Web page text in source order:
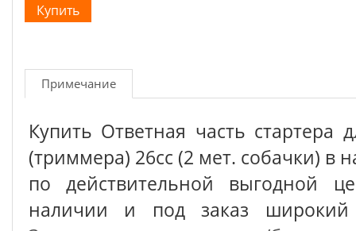
Примечание
Купить Ответная часть стартера
(триммера) 26cc (2 мет. собачки) в
по действительной выгодной
наличии и под заказ широкий